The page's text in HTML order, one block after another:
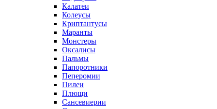
Калатеи
Колеусы
Криптантусы
Маранты
Монстеры
Оксалисы
Пальмы
Папоротники
Пеперомии
Пилеи
Плющи
Сансевиерии